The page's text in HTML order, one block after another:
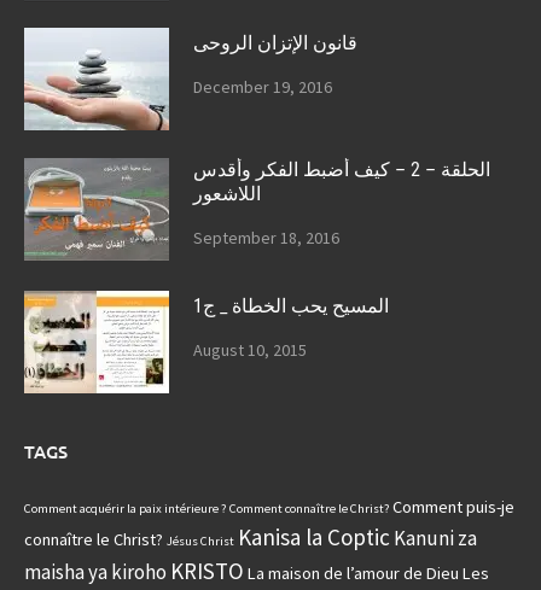
قانون الإتزان الروحى
December 19, 2016
الحلقة – 2 – كيف أضبط الفكر وأقدس
اللاشعور
September 18, 2016
المسيح يحب الخطاة _ ج1
August 10, 2015
TAGS
Comment acquérir la paix intérieure ? Comment connaître le Christ? Comment puis-je
connaître le Christ? Jésus Christ Kanisa la Coptic Kanuni za
maisha ya kiroho KRISTO La maison de l’amour de Dieu Les